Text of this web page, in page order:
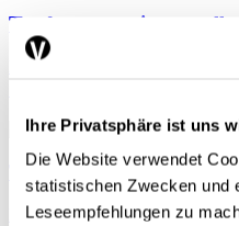
Ihre Privatsphäre ist uns
Die Website verwendet
statistischen Zwecken und
Leseempfehlungen zu
Tendances
Marché du travail
Tendances
Marché du travail